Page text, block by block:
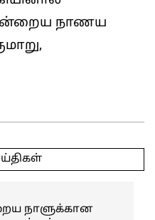
நாணய
நாளுக்கான